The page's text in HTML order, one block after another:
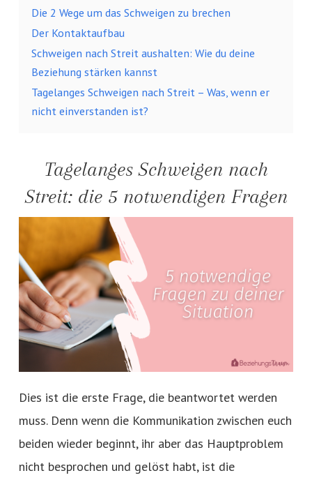
Die 2 Wege um das Schweigen zu brechen
Der Kontaktaufbau
Schweigen nach Streit aushalten: Wie du deine
Beziehung stärken kannst
Tagelanges Schweigen nach Streit – Was, wenn er
nicht einverstanden ist?
Tagelanges Schweigen nach
Streit: die 5 notwendigen Fragen
Dies ist die erste Frage, die beantwortet werden
muss. Denn wenn die Kommunikation zwischen euch
beiden wieder beginnt, ihr aber das Hauptproblem
nicht besprochen und gelöst habt, ist die